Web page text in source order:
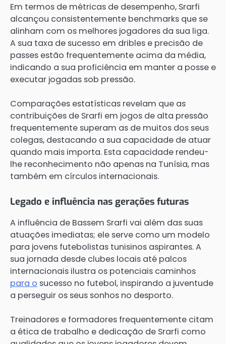
Em termos de métricas de desempenho, Srarfi
alcançou consistentemente benchmarks que se
alinham com os melhores jogadores da sua liga.
A sua taxa de sucesso em dribles e precisão de
passes estão frequentemente acima da média,
indicando a sua proficiência em manter a posse e
executar jogadas sob pressão.
Comparações estatísticas revelam que as
contribuições de Srarfi em jogos de alta pressão
frequentemente superam as de muitos dos seus
colegas, destacando a sua capacidade de atuar
quando mais importa. Esta capacidade rendeu-
lhe reconhecimento não apenas na Tunísia, mas
também em círculos internacionais.
Legado e influência nas gerações futuras
A influência de Bassem Srarfi vai além das suas
atuações imediatas; ele serve como um modelo
para jovens futebolistas tunisinos aspirantes. A
sua jornada desde clubes locais até palcos
internacionais ilustra os potenciais caminhos
para o sucesso no futebol, inspirando a juventude
a perseguir os seus sonhos no desporto.
Treinadores e formadores frequentemente citam
a ética de trabalho e dedicação de Srarfi como